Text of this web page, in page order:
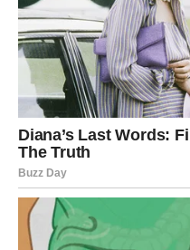
zdravu, uzvraćenu emociju.
KARMA I
TRAŽI
Rak je znak prošlosti i
karma može vratiti stare
do kraja razrešili. Ne da bi